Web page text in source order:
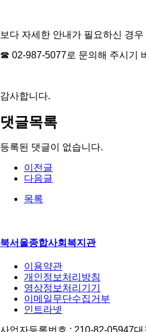
보다 자세한 안내가 필요하신 경우
☎ 02-987-5077로 문의해 주시기
감사합니다.
댓글목록
등록된 댓글이 없습니다.
이전글
다음글
목록
북서울종합사회복지관
이용약관
개인정보처리방침
영상정보처리기기
이메일무단수집거부
인트라넷